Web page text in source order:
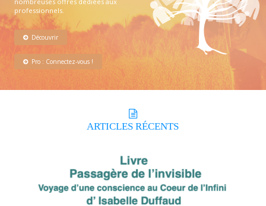
professionnels.
Découvrir
Pro : Connectez-vous !
ARTICLES RÉCENTS